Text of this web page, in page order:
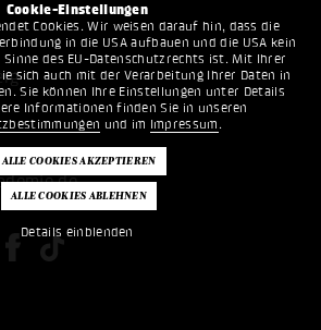
Cookie-Einstellungen
Cookies. Wir weisen darauf hin, dass die
in die USA aufbauen und die USA kein
des EU-Datenschutzrechts ist. Mit Ihrer
sich auch mit der Verarbeitung Ihrer Daten in
Sie können Ihre Einstellungen unter Details
Informationen finden Sie in unseren
und im Impressum .
Details einblenden